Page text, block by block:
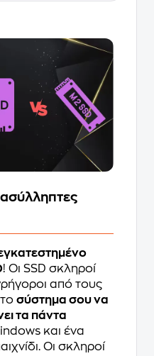
ασύλληπτες
! Οι SSD σκληροί
από τους
σύστημα σου να
τα πάντα
και ένα
Οι σκληροί